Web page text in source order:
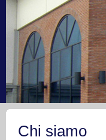
Chi siamo